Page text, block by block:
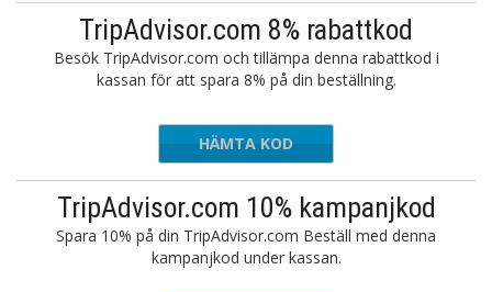
TripAdvisor.com 8% rabattkod
Besök TripAdvisor.com och tillämpa denna rabattkod i
kassan för att spara 8% på din beställning.
RMN8
HÄMTA KOD
TripAdvisor.com 10% kampanjkod
Spara 10% på din TripAdvisor.com Beställ med denna
kampanjkod under kassan.